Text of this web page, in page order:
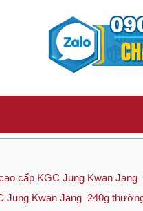
cấp KGC Jung Kwan Jang
Jung Kwan Jang 240g